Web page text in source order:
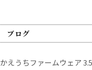
ブログ
かえうちファームウェア